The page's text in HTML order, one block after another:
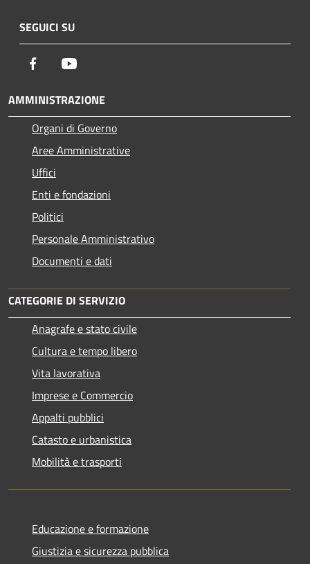
SEGUICI SU
Facebook
AMMINISTRAZIONE
Organi di Governo
Aree Amministrative
Uffici
Enti e fondazioni
Politici
Personale Amministrativo
Documenti e dati
CATEGORIE DI SERVIZIO
Anagrafe e stato civile
Cultura e tempo libero
Vita lavorativa
Imprese e Commercio
Appalti pubblici
Catasto e urbanistica
Mobilità e trasporti
Educazione e formazione
Giustizia e sicurezza pubblica